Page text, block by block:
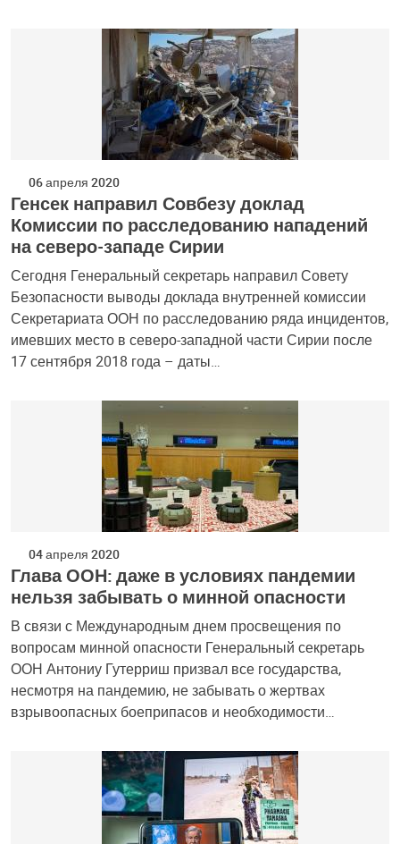
06 апреля 2020
Генсек направил Совбезу доклад
Комиссии по расследованию нападений
на северо-западе Сирии
Сегодня Генеральный секретарь направил Совету
Безопасности выводы доклада внутренней комиссии
Секретариата ООН по расследованию ряда инцидентов,
имевших место в северо-западной части Сирии после
17 сентября 2018 года – даты…
04 апреля 2020
Глава ООН: даже в условиях пандемии
нельзя забывать о минной опасности
В связи с Международным днем просвещения по
вопросам минной опасности Генеральный секретарь
ООН Антониу Гутерриш призвал все государства,
несмотря на пандемию, не забывать о жертвах
взрывоопасных боеприпасов и необходимости…